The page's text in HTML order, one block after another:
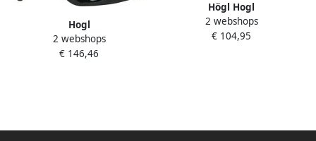
Hogl
179004~~~~~~~~~~~~~~~~~~~~~~~~
Pumps Zwart
2 webshops
€ 146,46
Högl Hogl
Pumps Zwart
2 webshops
€ 104,95